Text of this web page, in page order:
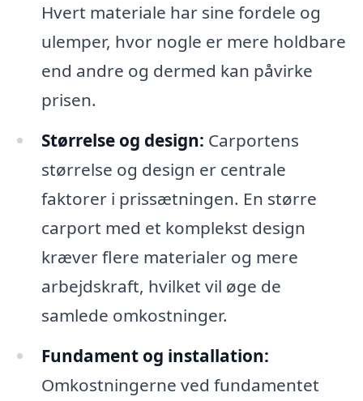
Hvert materiale har sine fordele og
ulemper, hvor nogle er mere holdbare
end andre og dermed kan påvirke
prisen.
Størrelse og design: Carportens
størrelse og design er centrale
faktorer i prissætningen. En større
carport med et komplekst design
kræver flere materialer og mere
arbejdskraft, hvilket vil øge de
samlede omkostninger.
Fundament og installation:
Omkostningerne ved fundamentet